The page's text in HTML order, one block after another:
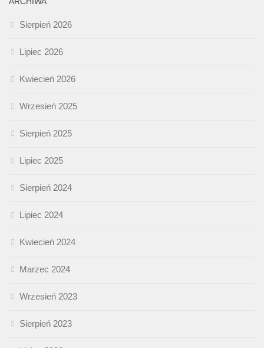
Sierpień 2026
Lipiec 2026
Kwiecień 2026
Wrzesień 2025
Sierpień 2025
Lipiec 2025
Sierpień 2024
Lipiec 2024
Kwiecień 2024
Marzec 2024
Wrzesień 2023
Sierpień 2023